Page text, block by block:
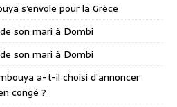
s’envole pour la Grèce
son mari à Dombi
son mari à Dombi
a-t-il choisi d’annoncer
congé ?